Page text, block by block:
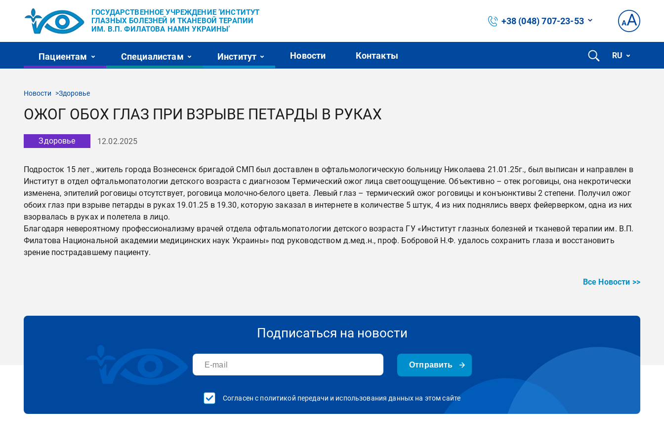
ГОСУДАРСТВЕННОЕ УЧРЕЖДЕНИЕ ’ИНСТИТУТ
ГЛАЗНЫХ БОЛЕЗНЕЙ И ТКАНЕВОЙ ТЕРАПИИ
ИМ. В.П. ФИЛАТОВА НАМН УКРАИНЫ’
+38 (048) 707-23-53
Пациентам Специалистам Институт Новости Контакты RU
Новости Здоровье
ОЖОГ ОБОХ ГЛАЗ ПРИ ВЗРЫВЕ ПЕТАРДЫ В РУКАХ
Здоровье 12.02.2025
Подросток 15 лет., житель города Вознесенск бригадой СМП был доставлен в офтальмологическую больницу Николаева 21.01.25г., был выписан и направлен в
Институт в отдел офтальмопатологии детского возраста с диагнозом Термический ожог лица светоощущение. Объективно – отек роговицы, она некротически
изменена, эпителий роговицы отсутствует, роговица молочно-белого цвета. Левый глаз – термический ожог роговицы и конъюнктивы 2 степени. Получил ожог
обоих глаз при взрыве петарды в руках 19.01.25 в 19.30, которую заказал в интернете в количестве 5 штук, 4 из них поднялись вверх фейерверком, одна из них
взорвалась в руках и полетела в лицо.
Благодаря невероятному профессионализму врачей отдела офтальмопатологии детского возраста ГУ «Институт глазных болезней и тканевой терапии им. В.П.
Филатова Национальной академии медицинских наук Украины» под руководством д.мед.н., проф. Бобровой Н.Ф. удалось сохранить глаза и восстановить
зрение пострадавшему пациенту.
Все Новости >>
Подписаться на новости
Отправить
Согласен с политикой передачи и использования данных на этом сайте